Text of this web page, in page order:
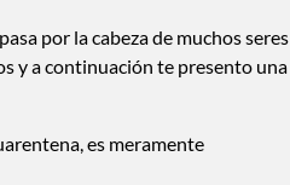
por la cabeza de muchos seres
y a continuación te presento una
es meramente